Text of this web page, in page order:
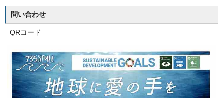
問い合わせ
QRコード